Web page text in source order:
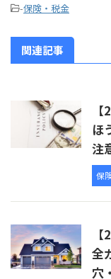
-保険・税金
関連記事
ほ
注
保
全
穴